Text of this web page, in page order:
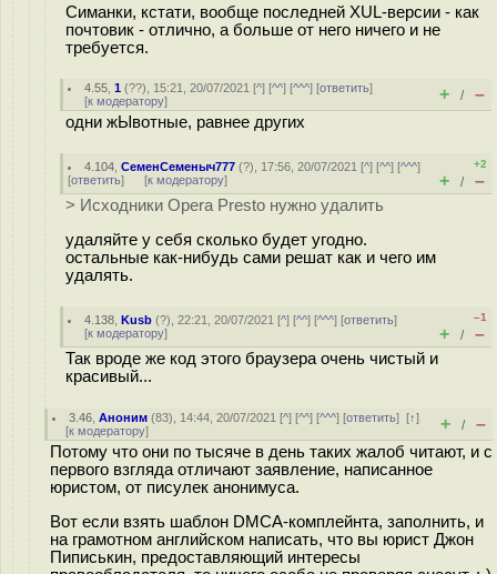
Симанки, кстати, вообще последней XUL-версии - как
почтовик - отлично, а больше от него ничего и не
требуется.
4.55 ,1 (??), 15:21, 20/07/2021 [^] [^^] [^^^] [ответить]
[к модератору] + / –
одни жЫвотные, равнее других
4.104 ,СеменСеменыч777 (?), 17:56, 20/07/2021 [^] [^^] [^^^]
[ответить] [к модератору]
+2
+ / –
> Исходники Opera Presto нужно удалить
удаляйте у себя сколько будет угодно.
остальные как-нибудь сами решат как и чего им
удалять.
4.138 ,Kusb (?), 22:21, 20/07/2021 [^] [^^] [^^^] [ответить]
[к модератору]
–1
+ / –
Так вроде же код этого браузера очень чистый и
красивый...
3.46 ,Аноним (83), 14:44, 20/07/2021 [^] [^^] [^^^] [ответить][↑]
[к модератору] + / –
Потому что они по тысяче в день таких жалоб читают, и с
первого взгляда отличают заявление, написанное
юристом, от писулек анонимуса.
Вот если взять шаблон DMCA-комплейнта, заполнить, и
на грамотном английском написать, что вы юрист Джон
Пиписькин, предоставляющий интересы